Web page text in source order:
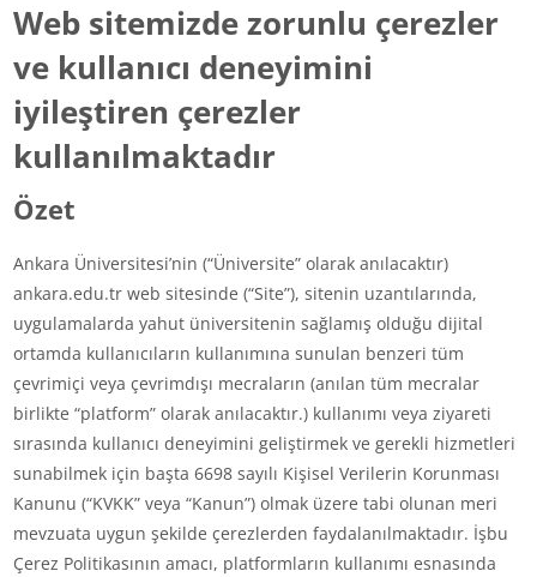
Web sitemizde zorunlu çerezler
ve kullanıcı deneyimini
iyileştiren çerezler
kullanılmaktadır
Özet
Ankara Üniversitesi’nin (“Üniversite” olarak anılacaktır)
ankara.edu.tr web sitesinde (“Site”), sitenin uzantılarında,
uygulamalarda yahut üniversitenin sağlamış olduğu dijital
ortamda kullanıcıların kullanımına sunulan benzeri tüm
çevrimiçi veya çevrimdışı mecraların (anılan tüm mecralar
birlikte “platform” olarak anılacaktır.) kullanımı veya ziyareti
sırasında kullanıcı deneyimini geliştirmek ve gerekli hizmetleri
sunabilmek için başta 6698 sayılı Kişisel Verilerin Korunması
Kanunu (“KVKK” veya “Kanun”) olmak üzere tabi olunan meri
mevzuata uygun şekilde çerezlerden faydalanılmaktadır. İşbu
Çerez Politikasının amacı, platformların kullanımı esnasında